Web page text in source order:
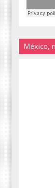
México,